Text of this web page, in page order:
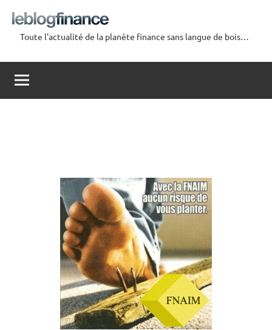
contenu
Blog
Finance
Toute l'actualité de la planète finance sans langue de bois…